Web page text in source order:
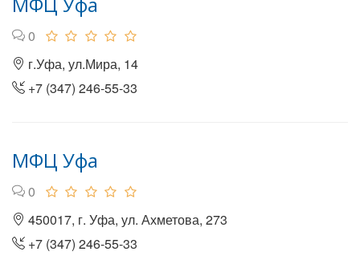
0
г.Уфа, ул.Мира, 14
+7 (347) 246-55-33
МФЦ Уфа
0
450017, г. Уфа, ул. Ахметова, 273
+7 (347) 246-55-33